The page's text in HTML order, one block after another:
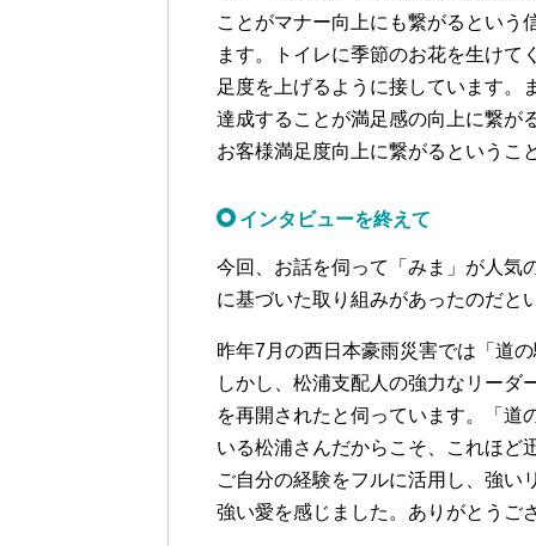
ことがマナー向上にも繋がるという
ます。トイレに季節のお花を生けて
足度を上げるように接しています。
達成することが満足感の向上に繋が
お客様満足度向上に繋がるというこ
インタビューを終えて
今回、お話を伺って「みま」が人気
に基づいた取り組みがあったのだと
昨年7月の西日本豪雨災害では「道
しかし、松浦支配人の強力なリーダ
を再開されたと伺っています。「道
いる松浦さんだからこそ、これほど
ご自分の経験をフルに活用し、強い
強い愛を感じました。ありがとうご